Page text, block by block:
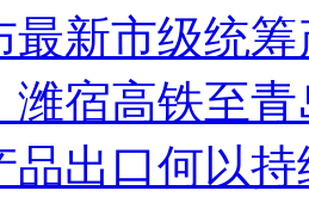
最新市级统
潍宿高铁至
品出口何以持